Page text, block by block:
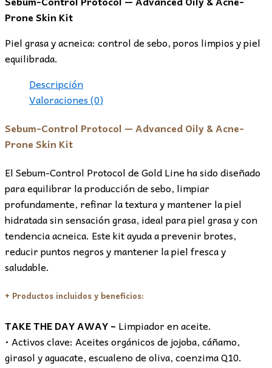
Prone Skin Kit
Piel grasa y acneica: control de sebo, poros limpios y piel
equilibrada.
Descripción
Valoraciones (0)
Sebum-Control Protocol — Advanced Oily & Acne-
Prone Skin Kit
El Sebum-Control Protocol de Gold Line ha sido diseñado
para equilibrar la producción de sebo, limpiar
profundamente, refinar la textura y mantener la piel
hidratada sin sensación grasa, ideal para piel grasa y con
tendencia acneica. Este kit ayuda a prevenir brotes,
reducir puntos negros y mantener la piel fresca y
saludable.
+ Productos incluidos y beneficios:
TAKE THE DAY AWAY – Limpiador en aceite.
• Activos clave: Aceites orgánicos de jojoba, cáñamo,
girasol y aguacate, escualeno de oliva, coenzima Q10.